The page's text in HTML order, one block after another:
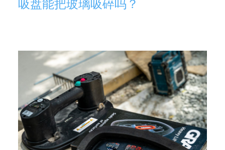
吸盘能把玻璃吸碎吗？